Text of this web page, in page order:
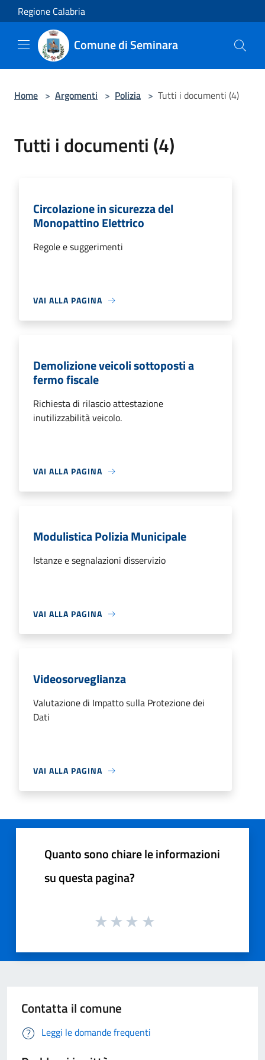
Salta al contenuto principale
Regione Calabria
Comune di Seminara
Home > Argomenti > Polizia > Tutti i documenti (4)
Tutti i documenti (4)
Circolazione in sicurezza del
Monopattino Elettrico
Regole e suggerimenti
VAI ALLA PAGINA
Demolizione veicoli sottoposti a
fermo fiscale
Richiesta di rilascio attestazione
inutilizzabilità veicolo.
VAI ALLA PAGINA
Modulistica Polizia Municipale
Istanze e segnalazioni disservizio
VAI ALLA PAGINA
Videosorveglianza
Valutazione di Impatto sulla Protezione dei
Dati
VAI ALLA PAGINA
Quanto sono chiare le informazioni
su questa pagina?
Contatta il comune
Leggi le domande frequenti